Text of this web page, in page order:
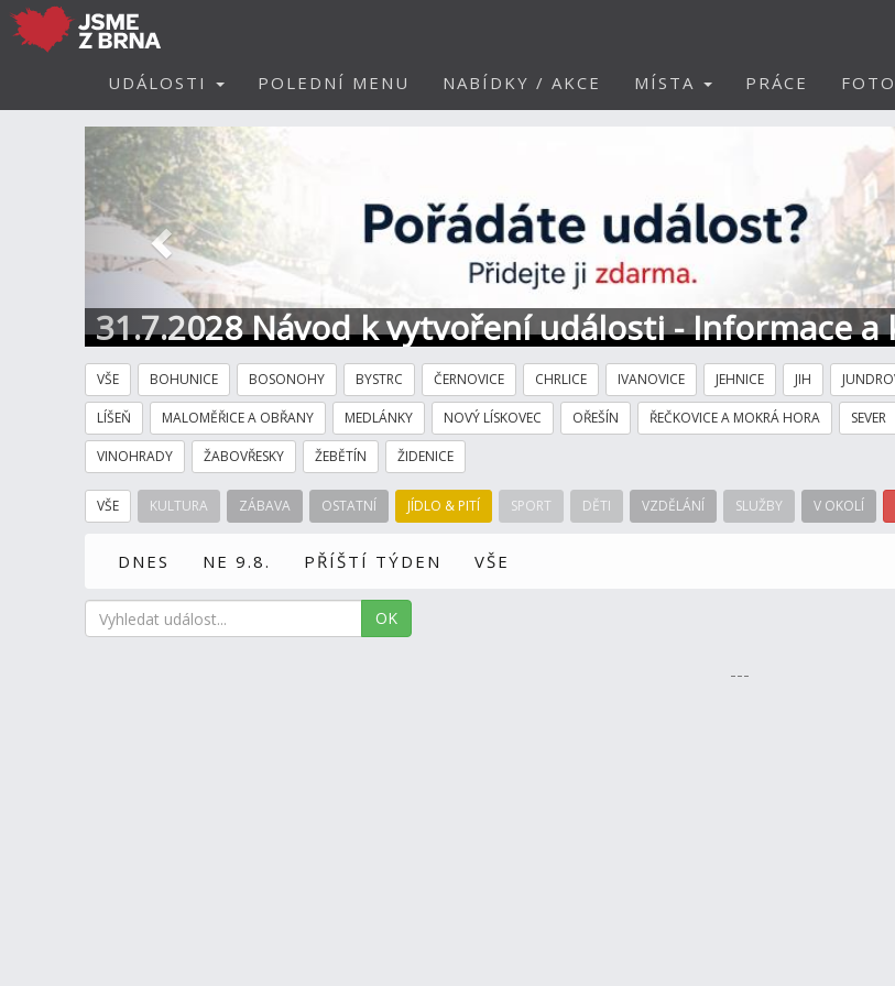
UDÁLOSTI POLEDNÍ MENU NABÍDKY / AKCE MÍSTA PRÁCE
31.7.2028 Návod k vytvoření události - Informace
Předchozí
VŠE BOHUNICE BOSONOHY BYSTRC ČERNOVICE CHRLICE IVANOVICE JEHNICE JIH
LÍŠEŇ MALOMĚŘICE A OBŘANY MEDLÁNKY NOVÝ LÍSKOVEC OŘEŠÍN ŘEČKOVICE A MOKRÁ HORA SEVER
VINOHRADY ŽABOVŘESKY ŽEBĚTÍN ŽIDENICE
VŠE KULTURA ZÁBAVA OSTATNÍ JÍDLO & PITÍ SPORT DĚTI VZDĚLÁNÍ SLUŽBY V OKOLÍ
DNES NE 9.8. PŘÍŠTÍ TÝDEN VŠE
OK
---